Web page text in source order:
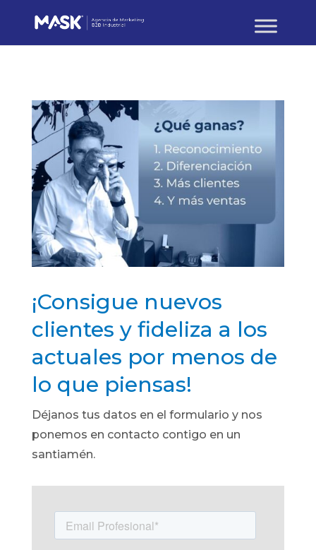
¡Consigue nuevos
clientes y fideliza a los
actuales por menos de
lo que piensas!
Déjanos tus datos en el formulario y nos
ponemos en contacto contigo en un
santiamén.